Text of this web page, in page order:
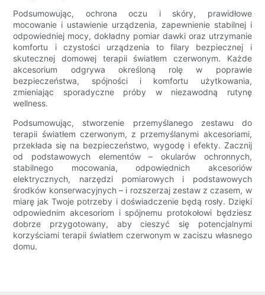
Podsumowując, ochrona oczu i skóry, prawidłowe
mocowanie i ustawienie urządzenia, zapewnienie stabilnej i
odpowiedniej mocy, dokładny pomiar dawki oraz utrzymanie
komfortu i czystości urządzenia to filary bezpiecznej i
skutecznej domowej terapii światłem czerwonym. Każde
akcesorium odgrywa określoną rolę w poprawie
bezpieczeństwa, spójności i komfortu użytkowania,
zmieniając sporadyczne próby w niezawodną rutynę
wellness.
Podsumowując, stworzenie przemyślanego zestawu do
terapii światłem czerwonym, z przemyślanymi akcesoriami,
przekłada się na bezpieczeństwo, wygodę i efekty. Zacznij
od podstawowych elementów – okularów ochronnych,
stabilnego mocowania, odpowiednich akcesoriów
elektrycznych, narzędzi pomiarowych i podstawowych
środków konserwacyjnych – i rozszerzaj zestaw z czasem, w
miarę jak Twoje potrzeby i doświadczenie będą rosły. Dzięki
odpowiednim akcesoriom i spójnemu protokołowi będziesz
dobrze przygotowany, aby cieszyć się potencjalnymi
korzyściami terapii światłem czerwonym w zaciszu własnego
domu.